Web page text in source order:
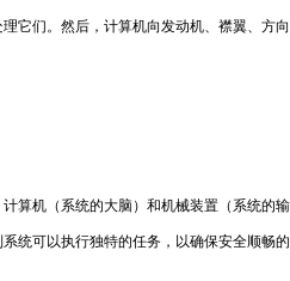
它们。然后，计算机向发动机、襟翼、
算机（系统的大脑）和机械装置（系统
统可以执行独特的任务，以确保安全顺畅的